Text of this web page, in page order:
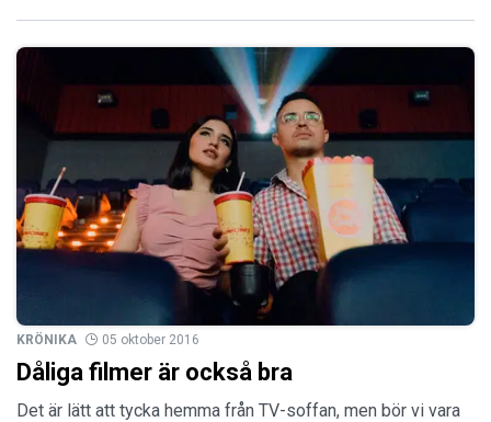
KRÖNIKA 05 oktober 2016
Dåliga filmer är också bra
Det är lätt att tycka hemma från TV-soffan, men bör vi vara